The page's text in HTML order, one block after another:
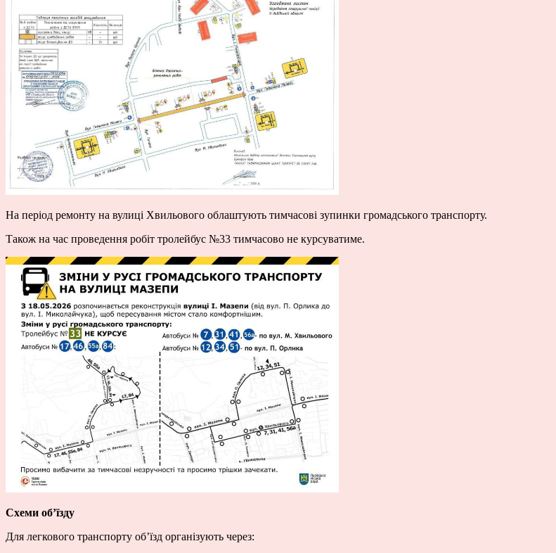
На період ремонту на вулиці Хвильового облаштують тимчасові зупинки громадського транспорту.
Також на час проведення робіт тролейбус №33 тимчасово не курсуватиме.
Схеми об’їзду
Для легкового транспорту об’їзд організують через: